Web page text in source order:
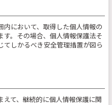
内において、取得した個人情報の
す。その場合、個人情報保護法そ
てしかるべき安全管理措置が図ら
て、継続的に個人情報保護に関